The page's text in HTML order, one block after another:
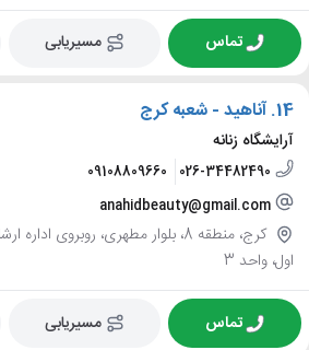
تماس مسیریابی
14. آناهید - شعبه کرج
آرایشگاه زنانه
026-34482490
09108809660
anahidbeauty@gmail.com
کرج، منطقه 8، بلوار مطهری، روبروی
اول، واحد 3
تماس مسیریابی